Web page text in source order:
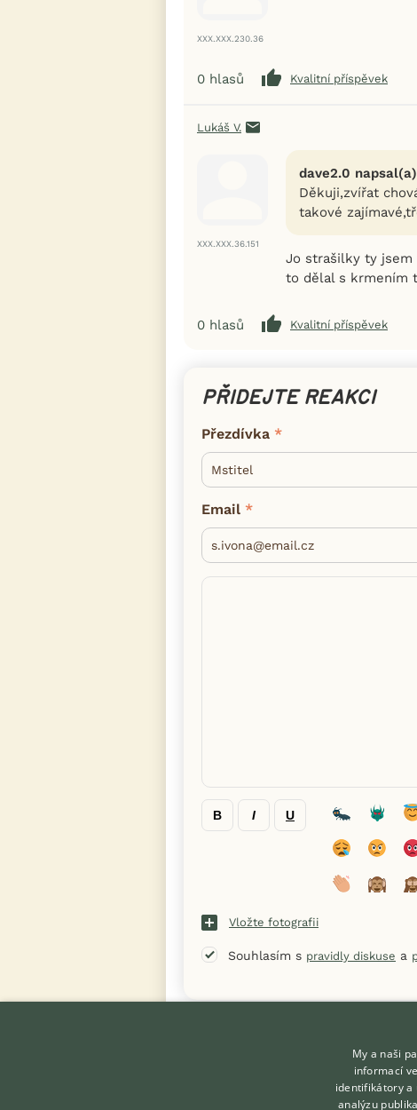
XXX.XXX.230.36
0 hlasů Kvalitní příspěvek
Lukáš V.
XXX.XXX.36.151
dave2.0
Děkuji,zvířat
takové
Jo strašilky ty jsem
to dělal s krmením
0 hlasů Kvalitní příspěvek
PŘIDEJTE REAKCI
Přezdívka
Email
B I U
Vložte fotografii
Souhlasím s pravidly diskuse a
My a naši
informací
identifikátory a
analýzu